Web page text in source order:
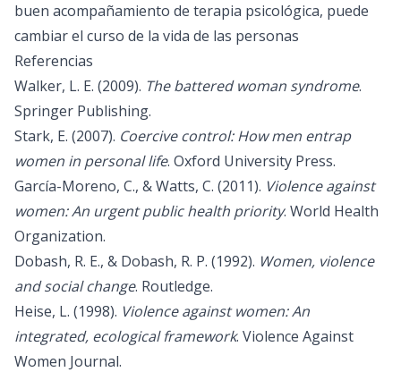
buen acompañamiento de terapia psicológica, puede
cambiar el curso de la vida de las personas
Referencias
Walker, L. E. (2009). The battered woman syndrome.
Springer Publishing.
Stark, E. (2007). Coercive control: How men entrap
women in personal life. Oxford University Press.
García-Moreno, C., & Watts, C. (2011). Violence against
women: An urgent public health priority. World Health
Organization.
Dobash, R. E., & Dobash, R. P. (1992). Women, violence
and social change. Routledge.
Heise, L. (1998). Violence against women: An
integrated, ecological framework. Violence Against
Women Journal.